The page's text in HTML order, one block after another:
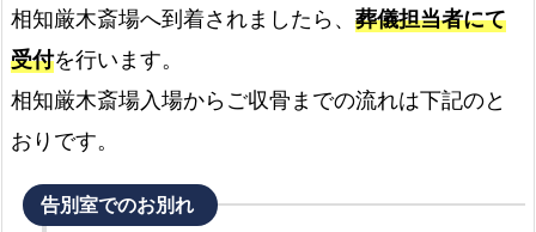
で
中
ラ
相知厳木斎場へ到着されましたら、 葬儀担当者にて
受付を行います。
相知厳木斎場入場からご収骨までの流れは下記のと
おりです。
告別室でのお別れ